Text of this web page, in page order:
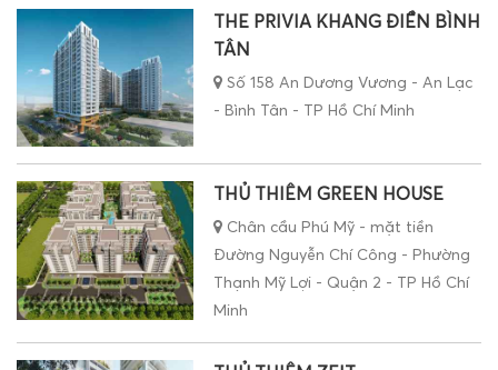
THE PRIVIA KHANG ĐIỀN BÌNH
TÂN
Số 158 An Dương Vương - An Lạc
- Bình Tân - TP Hồ Chí Minh
THỦ THIÊM GREEN HOUSE
Chân cầu Phú Mỹ - mặt tiền
Đường Nguyễn Chí Công - Phường
Thạnh Mỹ Lợi - Quận 2 - TP Hồ Chí
Minh